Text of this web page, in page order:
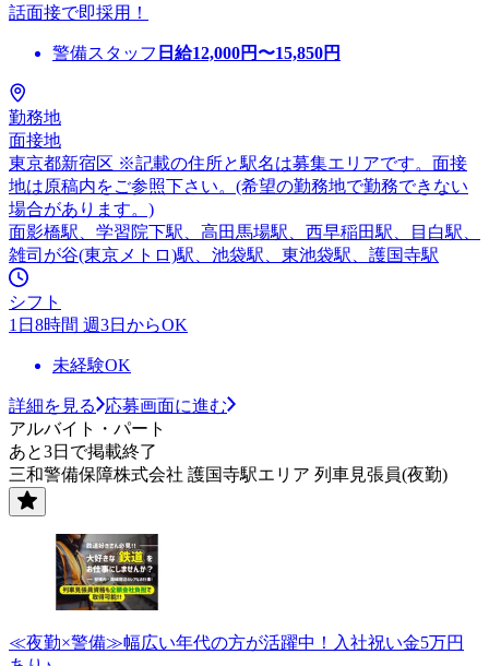
話面接で即採用！
警備スタッフ 日給12,000円〜15,850円
勤務地
面接地
東京都新宿区 ※記載の住所と駅名は募集エリアです。面接
地は原稿内をご参照下さい。(希望の勤務地で勤務できない
場合があります。)
面影橋駅、学習院下駅、高田馬場駅、西早稲田駅、目白駅、
雑司が谷(東京メトロ)駅、池袋駅、東池袋駅、護国寺駅
シフト
1日8時間 週3日からOK
未経験OK
詳細を見る
応募画面に進む
アルバイト・パート
あと3日で掲載終了
三和警備保障株式会社 護国寺駅エリア 列車見張員(夜勤)
≪夜勤×警備≫幅広い年代の方が活躍中！入社祝い金5万円